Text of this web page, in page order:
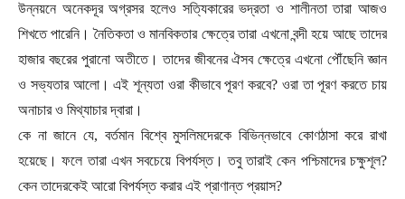
উন্নয়নে অনেকদূর অগ্রসর হলেও সত্যিকারের ভদ্রতা ও শালীনতা তারা আজও
শিখতে পারেনি। নৈতিকতা ও মানবিকতার ক্ষেত্রে তারা এখনো বন্দী হয়ে আছে তাদের
হাজার বছরের পুরানো অতীতে। তাদের জীবনের ঐসব ক্ষেত্রে এখনো পৌঁছেনি জ্ঞান
ও সভ্যতার আলো। এই শূন্যতা ওরা কীভাবে পূরণ করবে? ওরা তা পূরণ করতে চায়
অনাচার ও মিথ্যাচার দ্বারা।
কে না জানে যে, বর্তমান বিশ্বে মুসলিমদেরকে বিভিন্নভাবে কোণঠাসা করে রাখা
হয়েছে। ফলে তারা এখন সবচেয়ে বিপর্যস্ত। তবু তারাই কেন পশ্চিমাদের চক্ষুশূল?
কেন তাদেরকেই আরো বিপর্যস্ত করার এই প্রাণান্ত প্রয়াস?